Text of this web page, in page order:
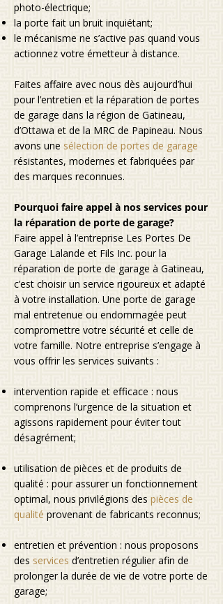
photo-électrique;
la porte fait un bruit inquiétant;
le mécanisme ne s’active pas quand vous
actionnez votre émetteur à distance.
Faites affaire avec nous dès aujourd’hui
pour l’entretien et la réparation de portes
de garage dans la région de Gatineau,
d’Ottawa et de la MRC de Papineau. Nous
avons une sélection de portes de garage
résistantes, modernes et fabriquées par
des marques reconnues.
Pourquoi faire appel à nos services pour
la réparation de porte de garage?
Faire appel à l’entreprise Les Portes De
Garage Lalande et Fils Inc. pour la
réparation de porte de garage à Gatineau,
c’est choisir un service rigoureux et adapté
à votre installation. Une porte de garage
mal entretenue ou endommagée peut
compromettre votre sécurité et celle de
votre famille. Notre entreprise s’engage à
vous offrir les services suivants :
intervention rapide et efficace : nous
comprenons l’urgence de la situation et
agissons rapidement pour éviter tout
désagrément;
utilisation de pièces et de produits de
qualité : pour assurer un fonctionnement
optimal, nous privilégions des pièces de
qualité provenant de fabricants reconnus;
entretien et prévention : nous proposons
des services d’entretien régulier afin de
prolonger la durée de vie de votre porte de
garage;